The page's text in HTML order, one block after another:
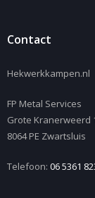
Contact
Hekwerkkampen.nl
FP Metal Services
Grote Kranerweerd
8064 PE Zwartsluis
Telefoon: 06 5361